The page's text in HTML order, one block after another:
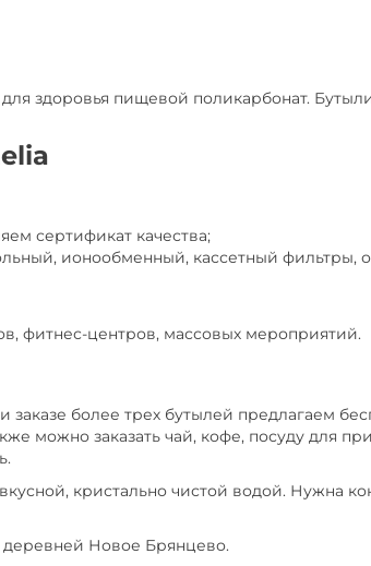
здоровья пищевой поликарбонат.
сертификат качества;
ионообменный, кассетный фильтры,
фитнес-центров, массовых мероприятий.
более трех бутылей предлагаем
можно заказать чай, кофе, посуду для
кристально чистой водой. Нужна
Новое Брянцево.